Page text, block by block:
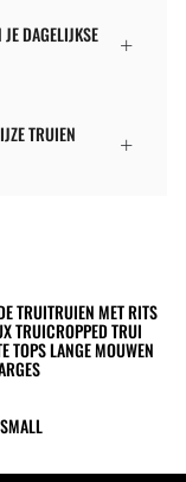
DAGELIJKSE
TRUIEN
TRUITRUIEN MET RITS
TRUICROPPED TRUI
TOPS LANGE MOUWEN